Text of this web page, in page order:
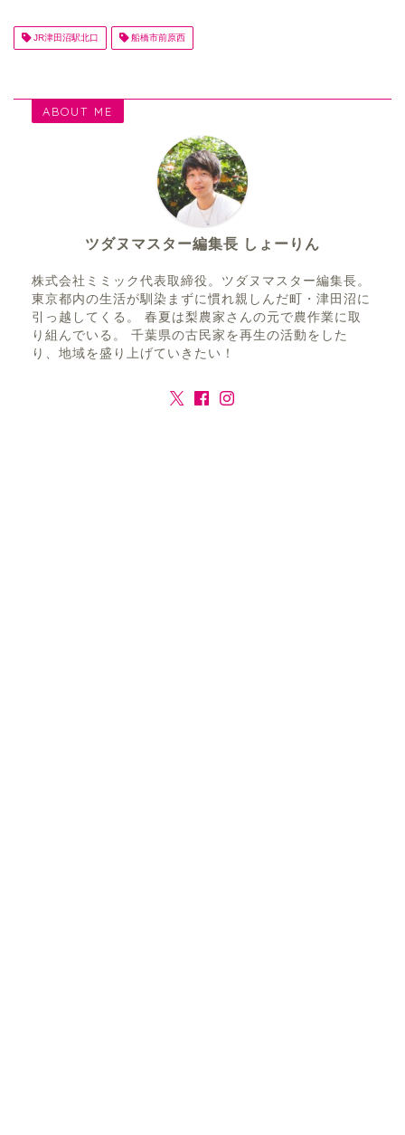
JR津田沼駅北口 船橋市前原西
ABOUT ME
ツダヌマスター編集長 しょーりん
株式会社ミミック代表取締役。ツダヌマスター編集長。
東京都内の生活が馴染まずに慣れ親しんだ町・津田沼に
引っ越してくる。 春夏は梨農家さんの元で農作業に取
り組んでいる。 千葉県の古民家を再生の活動をした
り、地域を盛り上げていきたい！